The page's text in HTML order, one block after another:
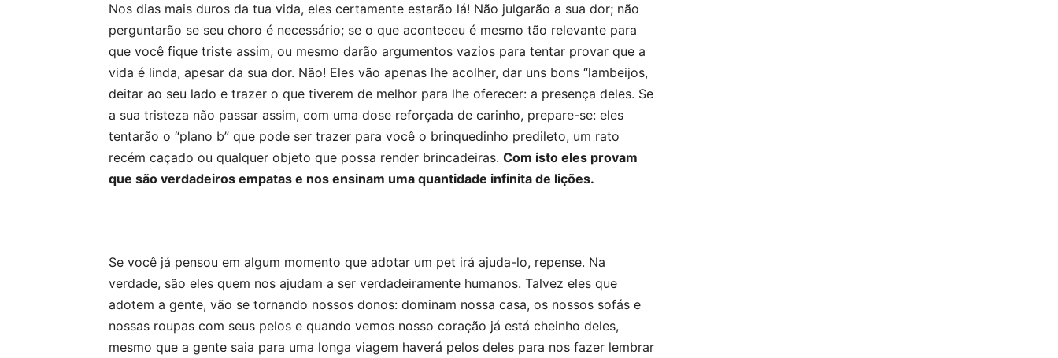
Nos dias mais duros da tua vida, eles certamente estarão lá! Não julgarão a sua dor; não
perguntarão se seu choro é necessário; se o que aconteceu é mesmo tão relevante para
que você fique triste assim, ou mesmo darão argumentos vazios para tentar provar que a
vida é linda, apesar da sua dor. Não! Eles vão apenas lhe acolher, dar uns bons “lambeijos,
deitar ao seu lado e trazer o que tiverem de melhor para lhe oferecer: a presença deles. Se
a sua tristeza não passar assim, com uma dose reforçada de carinho, prepare-se: eles
tentarão o “plano b” que pode ser trazer para você o brinquedinho predileto, um rato
recém caçado ou qualquer objeto que possa render brincadeiras. Com isto eles provam
que são verdadeiros empatas e nos ensinam uma quantidade infinita de lições.
Se você já pensou em algum momento que adotar um pet irá ajuda-lo, repense. Na
verdade, são eles quem nos ajudam a ser verdadeiramente humanos. Talvez eles que
adotem a gente, vão se tornando nossos donos: dominam nossa casa, os nossos sofás e
nossas roupas com seus pelos e quando vemos nosso coração já está cheinho deles,
mesmo que a gente saia para uma longa viagem haverá pelos deles para nos fazer lembrar